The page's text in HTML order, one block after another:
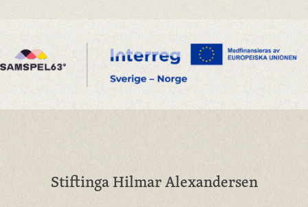
Stiftinga Hilmar Alexandersen